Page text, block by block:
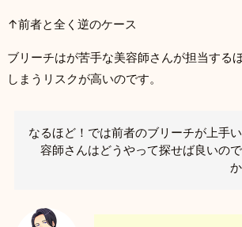
↑前者と全く逆のケース
ブリーチはが苦手な美容師さんが担当する
しまうリスクが高いのです。
なるほど！では前者のブリーチが上手
容師さんはどうやって探せば良いの